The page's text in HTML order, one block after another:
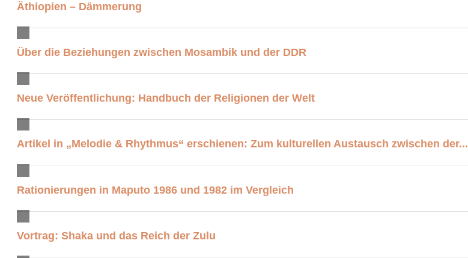
Äthiopien – Dämmerung
Über die Beziehungen zwischen Mosambik und der DDR
Neue Veröffentlichung: Handbuch der Religionen der Welt
Artikel in „Melodie & Rhythmus“ erschienen: Zum kulturellen Austausch zwischen der...
Rationierungen in Maputo 1986 und 1982 im Vergleich
Vortrag: Shaka und das Reich der Zulu